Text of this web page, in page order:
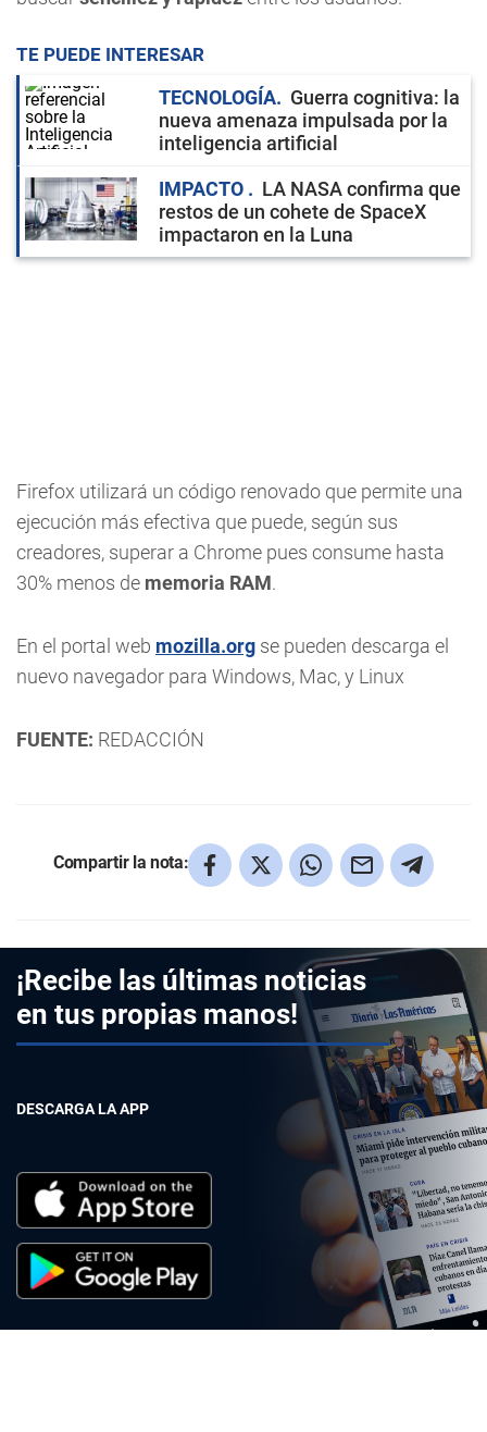
TE PUEDE INTERESAR
TECNOLOGÍA
Guerra cognitiva: la
nueva amenaza impulsada por la
inteligencia artificial
IMPACTO
LA NASA confirma que
restos de un cohete de SpaceX
impactaron en la Luna
Firefox utilizará un código renovado que permite una
ejecución más efectiva que puede, según sus
creadores, superar a Chrome pues consume hasta
30% menos de memoria RAM.
En el portal web mozilla.org se pueden descarga el
nuevo navegador para Windows, Mac, y Linux
FUENTE: REDACCIÓN
Compartir la nota:
¡Recibe las últimas noticias
en tus propias manos!
DESCARGA LA APP